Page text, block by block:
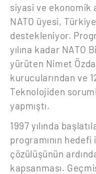
siyasi ve ekonomik
NATO üyesi,
destekleniyor.
yılına kadar NATO
yürüten Nimet
kurucularından ve
Teknolojiden
yapmıştı.
1997 yılında
programının
çözülüşünün
kapsanması.